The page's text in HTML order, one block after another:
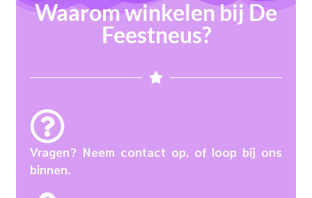
Waarom winkelen bij De
Feestneus?
Vragen? Neem contact op, of loop bij ons
binnen.